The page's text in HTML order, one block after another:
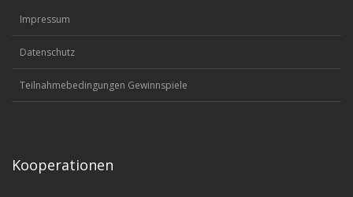
Impressum
Datenschutz
Teilnahmebedingungen Gewinnspiele
Kooperationen